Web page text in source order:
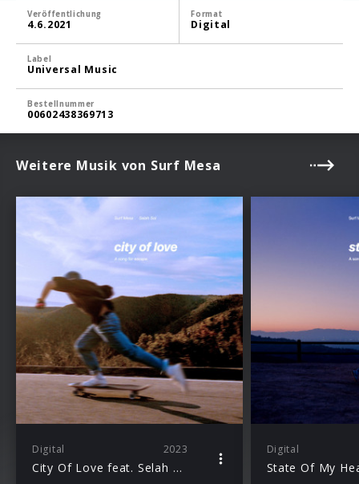
Veröffentlichung
4.6.2021
Format
Digital
Label
Universal Music
Bestellnummer
00602438369713
Weitere Musik von Surf Mesa
Digital 2023
City Of Love feat. Selah Sol
Digital
State Of My